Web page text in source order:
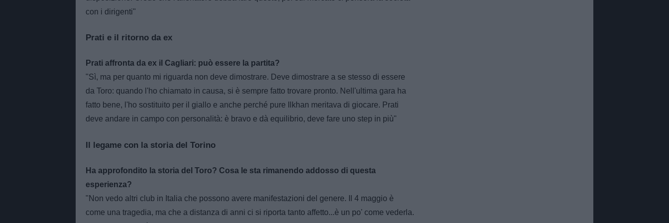
con i dirigenti"
Prati e il ritorno da ex
Prati affronta da ex il Cagliari: può essere la partita?
"Sì, ma per quanto mi riguarda non deve dimostrare. Deve dimostrare a se stesso di essere
da Toro: quando l'ho chiamato in causa, si è sempre fatto trovare pronto. Nell'ultima gara ha
fatto bene, l'ho sostituito per il giallo e anche perché pure Ilkhan meritava di giocare. Prati
deve andare in campo con personalità: è bravo e dà equilibrio, deve fare uno step in più"
Il legame con la storia del Torino
Ha approfondito la storia del Toro? Cosa le sta rimanendo addosso di questa
esperienza?
"Non vedo altri club in Italia che possono avere manifestazioni del genere. Il 4 maggio è
come una tragedia, ma che a distanza di anni ci si riporta tanto affetto...è un po' come vederla.